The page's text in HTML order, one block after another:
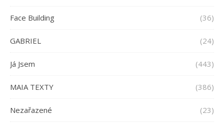
Face Building (36)
GABRIEL (24)
Já Jsem (443)
MAIA TEXTY (386)
Nezařazené (23)